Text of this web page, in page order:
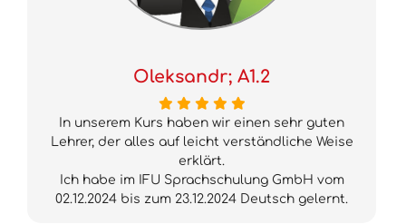
Oleksandr; A1.2
In unserem Kurs haben wir einen sehr guten
Lehrer, der alles auf leicht verständliche Weise
erklärt.
Ich habe im IFU Sprachschulung GmbH vom
02.12.2024 bis zum 23.12.2024 Deutsch gelernt.